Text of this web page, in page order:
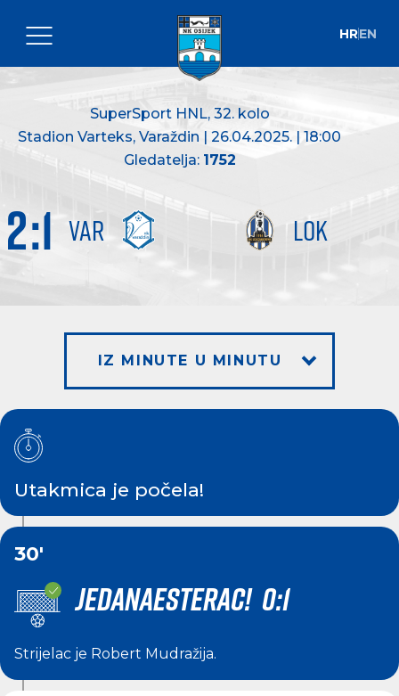
HREN
SuperSport HNL, 32. kolo
Stadion Varteks, Varaždin | 26.04.2025. | 18:00
Gledatelja: 1752
VAR LOK
2:1
IZ MINUTE U MINUTU
Utakmica je počela!
30'
JEDANAESTERAC! 0:1
Strijelac je Robert Mudražija.